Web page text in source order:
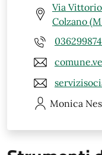
Via
Colzano
Monica